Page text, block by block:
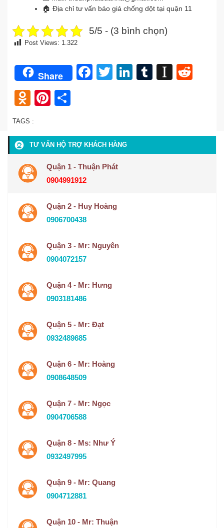
🏠 Địa chỉ tư vấn báo giá chống dột tại quận 11
5/5 - (3 bình chọn)
Post Views: 1.322
Share Facebook
TwitterLinkedIn
Tumblr
Odnoklassniki
Pinterest
TAGS :
TƯ VẤN HỘ TRỢ KHÁCH HÀNG
Quận 1 - Thuận Phát
0904991912
Quận 2 - Huy Hoàng
0906700438
Quận 3 - Mr: Nguyên
0904072157
Quận 4 - Mr: Hưng
0903181486
Quận 5 - Mr: Đạt
0932489685
Quận 6 - Mr: Hoàng
0908648509
Quận 7 - Mr: Ngọc
0904706588
Quận 8 - Ms: Như Ý
0932497995
Quận 9 - Mr: Quang
0904712881
Quận 10 - Mr: Thuận